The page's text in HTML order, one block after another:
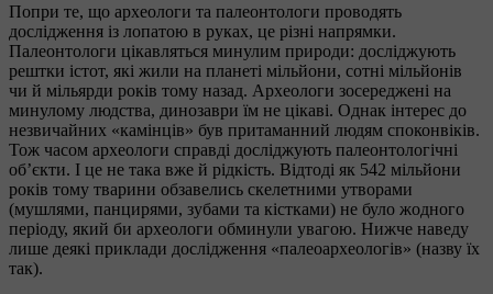
Попри те, що археологи та палеонтологи проводять
дослідження із лопатою в руках, це різні напрямки.
Палеонтологи цікавляться минулим природи: досліджують
рештки істот, які жили на планеті мільйони, сотні мільйонів
чи й мільярди років тому назад. Археологи зосереджені на
минулому людства, динозаври їм не цікаві. Однак інтерес до
незвичайних «камінців» був притаманний людям споконвіків.
Тож часом археологи справді досліджують палеонтологічні
об’єкти. І це не така вже й рідкість. Відтоді як 542 мільйони
років тому тварини обзавелись скелетними утворами
(мушлями, панцирями, зубами та кістками) не було жодного
періоду, який би археологи обминули увагою. Нижче наведу
лише деякі приклади дослідження «палеоархеологів» (назву їх
так).